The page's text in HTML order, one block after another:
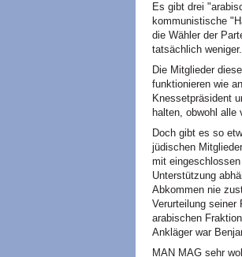
Es gibt drei
kommunistische
die Wähler der
tatsächlich
Die Mitglieder
funktionieren wie
Knessetpräsident
halten, obwohl alle
Doch gibt es so
jüdischen
mit
Unterstützung
Abkommen nie
Verurteilung
arabischen
Ankläger war
MAN MAG sehr